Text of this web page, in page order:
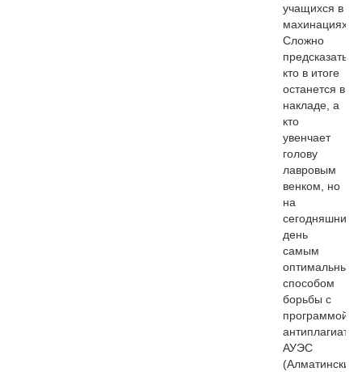
учащихся в
махинациях.
Сложно
предсказать,
кто в итоге
останется в
накладе, а
кто
увенчает
голову
лавровым
венком, но
на
сегодняшний
день
самым
оптимальным
способом
борьбы с
программой
антиплагиат
АУЭС
(Алматинский